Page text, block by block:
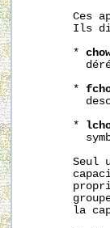
Ces
Ils
       *
       *
       *
Seul
la